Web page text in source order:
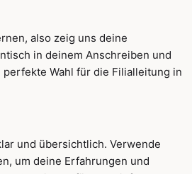
also zeig uns deine
in deinem Anschreiben und
Wahl für die Filialleitung in
und übersichtlich. Verwende
um deine Erfahrungen und